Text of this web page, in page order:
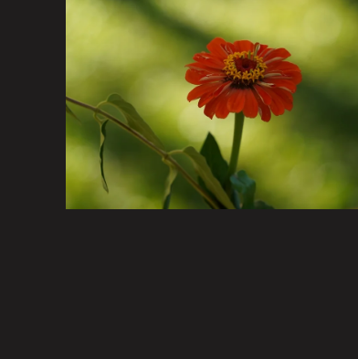
l’anniversaire de Christine
le 7 septembre 2024
VISITER LA GALERIE